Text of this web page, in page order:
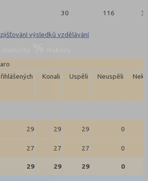
30 116
výsledků vzdělávání
Konali Uspěli Neuspěli
29 29 29 0
27 27 27 0
29 29 29 0